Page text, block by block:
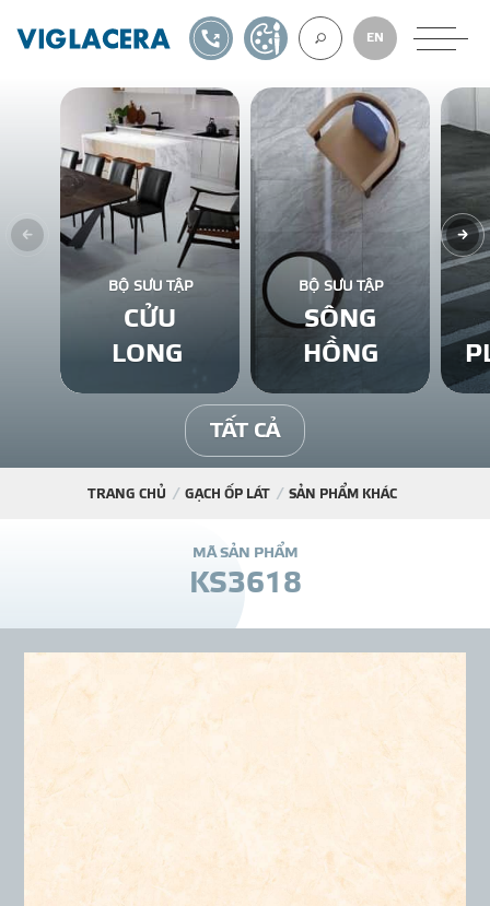
VỀ CHÚNG
GẠCH ỐP LÁT
BÊ TÔNG KHÍ
NGÓI LỢP
THƯ
EN
1900561582TỰ THIẾT KẾ
BỘ SƯU TẬP
CỬU
LONG
BỘ SƯU TẬP
SÔNG
HỒNG
TẤT CẢ
TRANG CHỦ GẠCH ỐP LÁT SẢN PHẨM KHÁC
MÃ SẢN PHẨM
KS3618